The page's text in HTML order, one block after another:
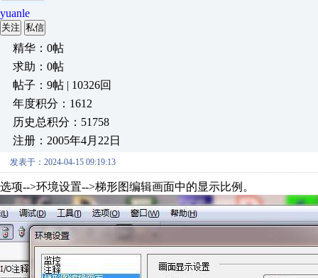
yuanle
关注 私信
精华：0帖
求助：0帖
帖子：9帖 | 10326回
年度积分：1612
历史总积分：51758
注册：2005年4月22日
发表于：2024-04-15 09:19:13
选项-->环境设置-->梯形图编辑画面中的显示比例。